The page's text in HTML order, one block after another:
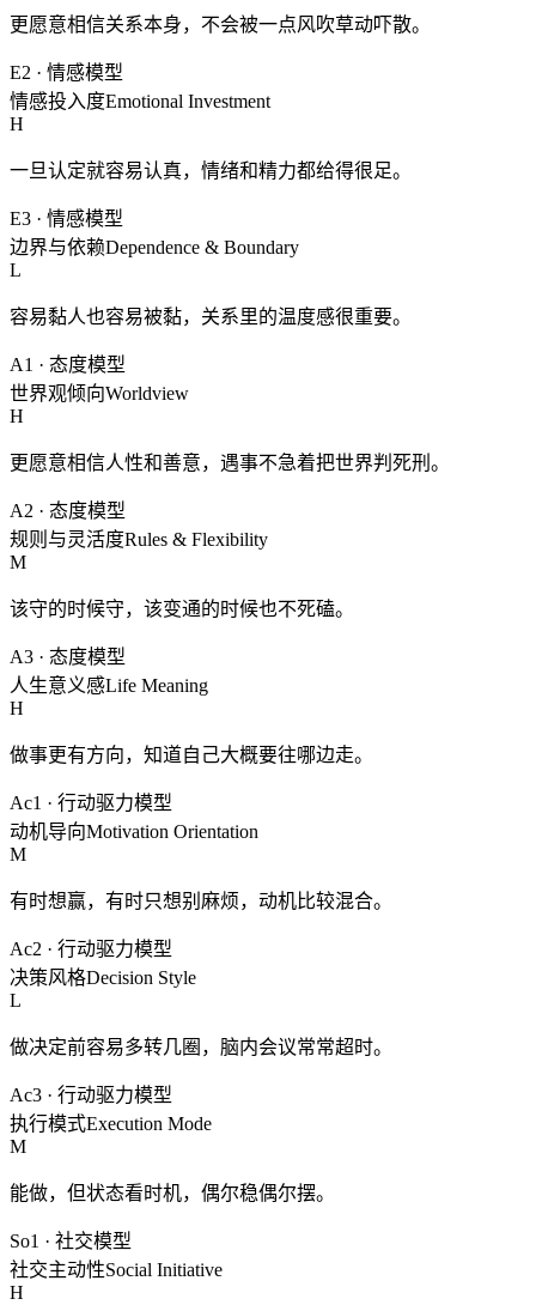
更愿意相信关系本身，不会被一点风吹草动吓散。
E2 · 情感模型
情感投入度Emotional Investment
H
一旦认定就容易认真，情绪和精力都给得很足。
E3 · 情感模型
边界与依赖Dependence & Boundary
L
容易黏人也容易被黏，关系里的温度感很重要。
A1 · 态度模型
世界观倾向Worldview
H
更愿意相信人性和善意，遇事不急着把世界判死刑。
A2 · 态度模型
规则与灵活度Rules & Flexibility
M
该守的时候守，该变通的时候也不死磕。
A3 · 态度模型
人生意义感Life Meaning
H
做事更有方向，知道自己大概要往哪边走。
Ac1 · 行动驱力模型
动机导向Motivation Orientation
M
有时想赢，有时只想别麻烦，动机比较混合。
Ac2 · 行动驱力模型
决策风格Decision Style
L
做决定前容易多转几圈，脑内会议常常超时。
Ac3 · 行动驱力模型
执行模式Execution Mode
M
能做，但状态看时机，偶尔稳偶尔摆。
So1 · 社交模型
社交主动性Social Initiative
H